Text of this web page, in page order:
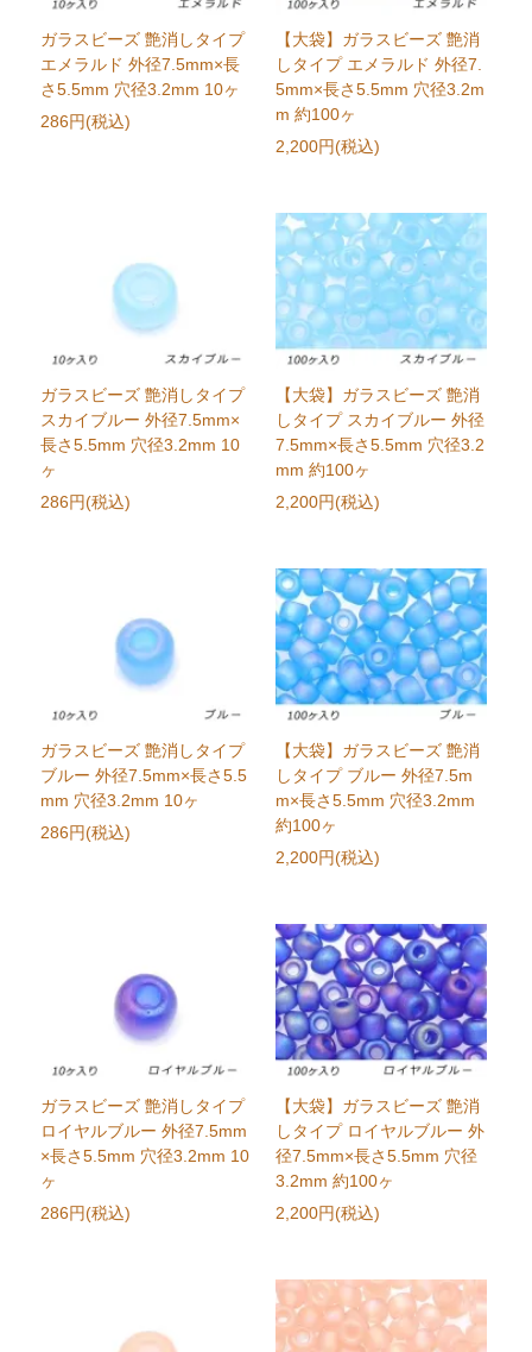
ガラスビーズ 艶消しタイプ
エメラルド 外径7.5mm×長
さ5.5mm 穴径3.2mm 10ヶ
286円(税込)
【大袋】ガラスビーズ 艶消
しタイプ エメラルド 外径7.
5mm×長さ5.5mm 穴径3.2m
m 約100ヶ
2,200円(税込)
ガラスビーズ 艶消しタイプ
スカイブルー 外径7.5mm×
長さ5.5mm 穴径3.2mm 10
ヶ
286円(税込)
【大袋】ガラスビーズ 艶消
しタイプ スカイブルー 外径
7.5mm×長さ5.5mm 穴径3.2
mm 約100ヶ
2,200円(税込)
ガラスビーズ 艶消しタイプ
ブルー 外径7.5mm×長さ5.5
mm 穴径3.2mm 10ヶ
286円(税込)
【大袋】ガラスビーズ 艶消
しタイプ ブルー 外径7.5m
m×長さ5.5mm 穴径3.2mm
約100ヶ
2,200円(税込)
ガラスビーズ 艶消しタイプ
ロイヤルブルー 外径7.5mm
×長さ5.5mm 穴径3.2mm 10
ヶ
286円(税込)
【大袋】ガラスビーズ 艶消
しタイプ ロイヤルブルー 外
径7.5mm×長さ5.5mm 穴径
3.2mm 約100ヶ
2,200円(税込)